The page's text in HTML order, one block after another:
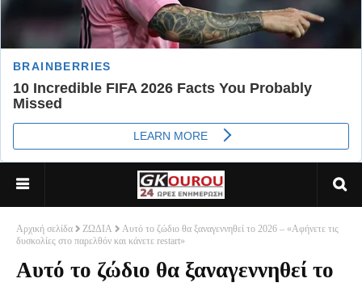
Αρχική σελίδα ΖΩΔΙΑ
Αυτό το ζώδιο θα ξαναγεννηθεί το 2026 – «Αφήνετε τις
δυσκολίες στο παρελθόν και κάνετε restart»
Αυτό το ζώδιο θα ξαναγεννηθεί το